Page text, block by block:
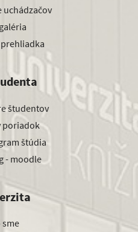
uchádzačov
študentov
poriadok
štúdia
- moodle
sme